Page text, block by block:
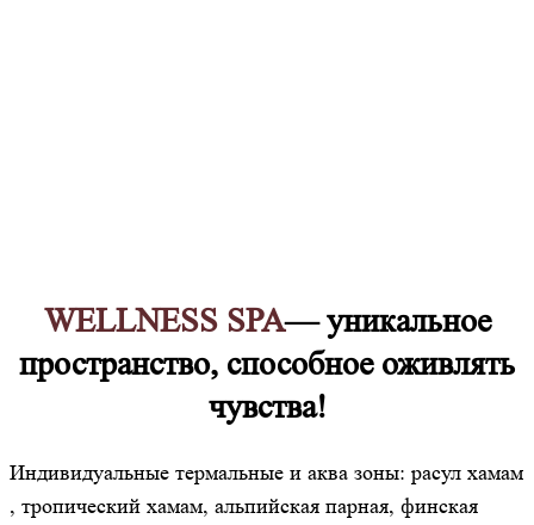
WELLNESS SPA— уникальное
пространство, способное оживлять
чувства!
Индивидуальные термальные и аква зоны: расул хамам
, тропический хамам, альпийская парная, финская